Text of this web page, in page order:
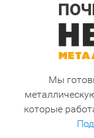
Мы
которые